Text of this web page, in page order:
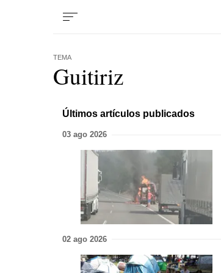
TEMA
Guitiriz
Últimos artículos publicados
03 ago 2026
02 ago 2026